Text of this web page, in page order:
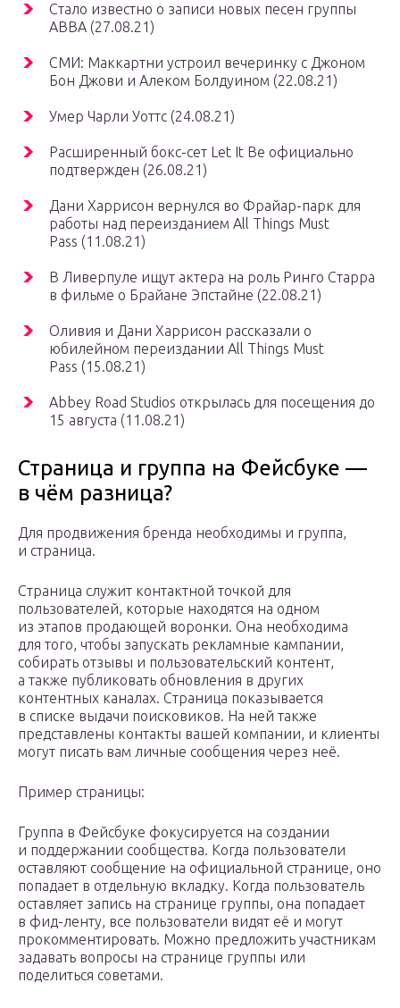
Стало известно о записи новых песен группы
ABBA (27.08.21)
СМИ: Маккартни устроил вечеринку с Джоном
Бон Джови и Алеком Болдуином (22.08.21)
Умер Чарли Уоттс (24.08.21)
Расширенный бокс-сет Let It Be официально
подтвержден (26.08.21)
Дани Харрисон вернулся во Фрайар-парк для
работы над переизданием All Things Must
Pass (11.08.21)
В Ливерпуле ищут актера на роль Ринго Старра
в фильме о Брайане Эпстайне (22.08.21)
Оливия и Дани Харрисон рассказали о
юбилейном переиздании All Things Must
Pass (15.08.21)
Abbey Road Studios открылась для посещения до
15 августа (11.08.21)
Страница и группа на Фейсбуке —
в чём разница?
Для продвижения бренда необходимы и группа,
и страница.
Страница служит контактной точкой для
пользователей, которые находятся на одном
из этапов продающей воронки. Она необходима
для того, чтобы запускать рекламные кампании,
собирать отзывы и пользовательский контент,
а также публиковать обновления в других
контентных каналах. Страница показывается
в списке выдачи поисковиков. На ней также
представлены контакты вашей компании, и клиенты
могут писать вам личные сообщения через неё.
Пример страницы:
Группа в Фейсбуке фокусируется на создании
и поддержании сообщества. Когда пользователи
оставляют сообщение на официальной странице, оно
попадает в отдельную вкладку. Когда пользователь
оставляет запись на странице группы, она попадает
в фид-ленту, все пользователи видят её и могут
прокомментировать. Можно предложить участникам
задавать вопросы на странице группы или
поделиться советами.